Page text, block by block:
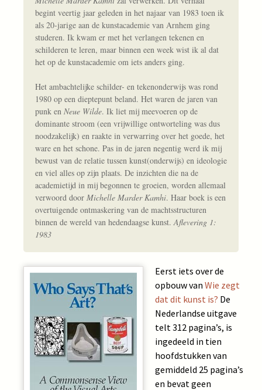
begint veertig jaar geleden in het najaar van 1983 toen ik
als 20-jarige aan de kunstacademie van Arnhem ging
studeren. Ik kwam er met het verlangen tekenen en
schilderen te leren, maar binnen een week wist ik al dat
het op de kunstacademie om iets anders ging.
Het ambachtelijke schilder- en tekenonderwijs was rond
1980 op een dieptepunt beland. Het waren de jaren van
punk en Neue Wilde. Ik liet mij meevoeren op de
dominante stroom (een vrijwillige ontworteling was dus
noodzakelijk) en raakte in verwarring over het goede, het
ware en het schone. Pas in de jaren negentig werd ik mij
bewust van de relatie tussen kunst(onderwijs) en ideologie
en viel alles op zijn plaats. De inzichten die na de
academietijd in mij begonnen te groeien, worden allemaal
verwoord door Michelle Marder Kamhi. Haar boek is een
overtuigende ontmaskering van de machtsstructuren
binnen de wereld van hedendaagse kunst.Aflevering 1:
1983
Eerst iets over de
opbouw van Wie zegt
dat dit kunst is? De
Nederlandse uitgave
telt 312 pagina’s, is
ingedeeld in tien
hoofdstukken van
gemiddeld 25 pagina’s
en bevat geen